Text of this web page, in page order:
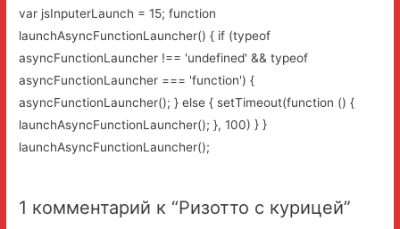
var jsInputerLaunch = 15; function
launchAsyncFunctionLauncher() { if (typeof
asyncFunctionLauncher !== 'undefined' && typeof
asyncFunctionLauncher === 'function') {
asyncFunctionLauncher(); } else { setTimeout(function () {
launchAsyncFunctionLauncher(); }, 100) } }
launchAsyncFunctionLauncher();
1 комментарий к “Ризотто с курицей”